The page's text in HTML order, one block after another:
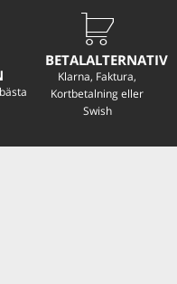
BETALALTERNATIV
Klarna, Faktura,
Kortbetalning eller
Swish